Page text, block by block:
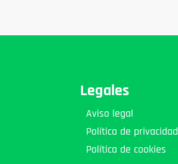
Legales
Aviso legal
Política de privacidad
Política de cookies